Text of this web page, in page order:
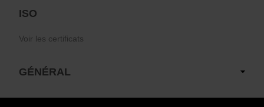
ISO
Voir les certificats
GÉNÉRAL